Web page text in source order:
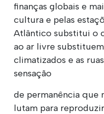
finanças globais e
cultura e pelas
Atlântico substitui o
ao ar livre
climatizados e as
sensação
de permanência que
lutam para